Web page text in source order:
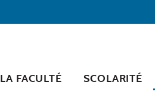
LA FACULTÉ SCOLARITÉ